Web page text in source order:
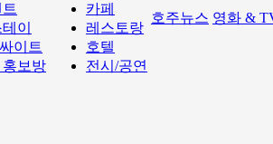
이
이트
홍보방
카페
레스토랑
호텔
전시/공연
호주뉴스 영화 &